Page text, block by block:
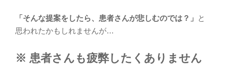
「そんな提案をしたら、患者さんが悲しむのでは？」 と
思われたかもしれませんが…
※ 患者さんも疲弊したくありません